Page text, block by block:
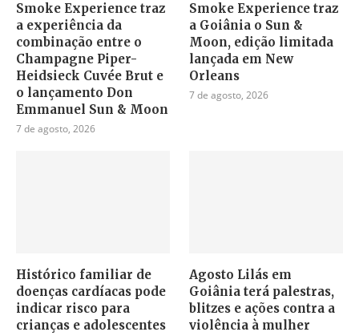
Smoke Experience traz
a experiência da
combinação entre o
Champagne Piper-
Heidsieck Cuvée Brut e
o lançamento Don
Emmanuel Sun & Moon
7 de agosto, 2026
Smoke Experience traz
a Goiânia o Sun &
Moon, edição limitada
lançada em New
Orleans
7 de agosto, 2026
Histórico familiar de
doenças cardíacas pode
indicar risco para
crianças e adolescentes
Agosto Lilás em
Goiânia terá palestras,
blitzes e ações contra a
violência à mulher